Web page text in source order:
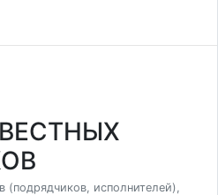
(подрядчиков, исполнителей),